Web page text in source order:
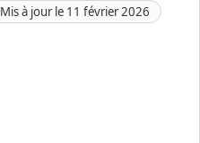
Mis à jour le 11 février 2026